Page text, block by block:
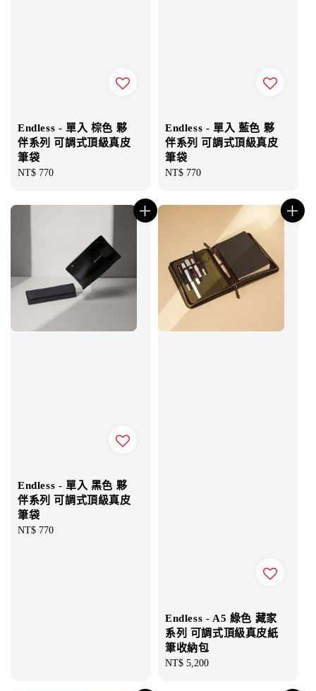
Endless - 單入 棕色 夥
伴系列 可調式頂級真皮
筆袋
Regular
NT$ 770
Endless - 單入 藍色 夥
伴系列 可調式頂級真皮
筆袋
Regular
NT$ 770
Endless - 單入 黑色 夥
伴系列 可調式頂級真皮
筆袋
Regular
NT$ 770
Endless - A5 綠色 藏家
系列 可調式頂級真皮紙
筆收納包
Regular
NT$ 5,200